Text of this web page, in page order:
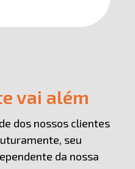
vai além
dos nossos clientes
seu
da nossa